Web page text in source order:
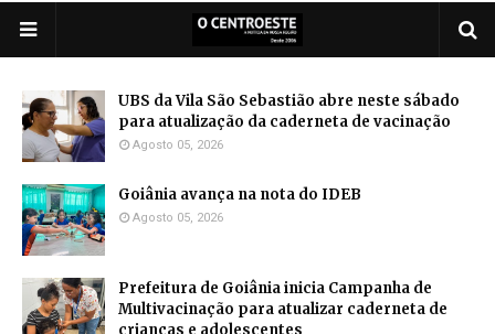
UBS da Vila São Sebastião abre neste sábado
para atualização da caderneta de vacinação
Agosto 05, 2026
Goiânia avança na nota do IDEB
Agosto 05, 2026
Prefeitura de Goiânia inicia Campanha de
Multivacinação para atualizar caderneta de